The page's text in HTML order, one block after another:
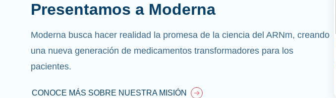
Presentamos a Moderna
Moderna busca hacer realidad la promesa de la ciencia del ARNm, creando
una nueva generación de medicamentos transformadores para los
pacientes.
CONOCE MÁS SOBRE NUESTRA MISIÓN